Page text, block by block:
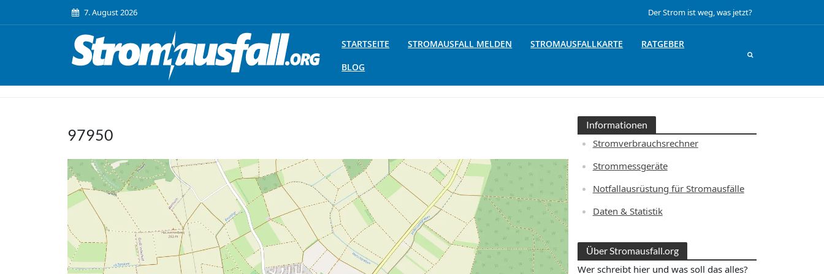
7. August 2026 Der Strom ist weg, was jetzt?
STARTSEITE STROMAUSFALL MELDEN STROMAUSFALLKARTE
RATGEBER
BLOG
97950
Informationen
Stromverbrauchsrechner
Strommessgeräte
Notfallausrüstung für Stromausfälle
Daten & Statistik
Über Stromausfall.org
Wer schreibt hier und was soll das alles?